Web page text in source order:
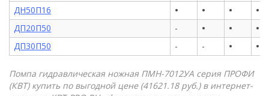
ДН50П16 • • • •
ДП20П50 - • • •
ДП30П50 - - • •
Помпа гидравлическая ножная ПМН-7012УА серия ПРОФИ
(КВТ) купить по выгодной цене (41621.18 руб.) в интернет-